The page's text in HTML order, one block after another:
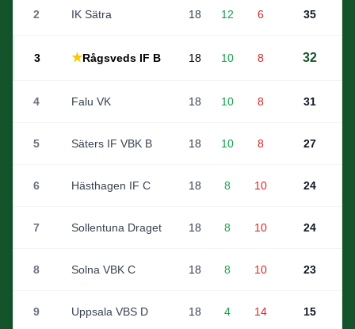
2 IK Sätra 18 12 6 35
3 ★Rågsveds IF B 18 10 8 32
4 Falu VK 18 10 8 31
5 Säters IF VBK B 18 10 8 27
6 Hästhagen IF C 18 8 10 24
7 Sollentuna Draget 18 8 10 24
8 Solna VBK C 18 8 10 23
9 Uppsala VBS D 18 4 14 15